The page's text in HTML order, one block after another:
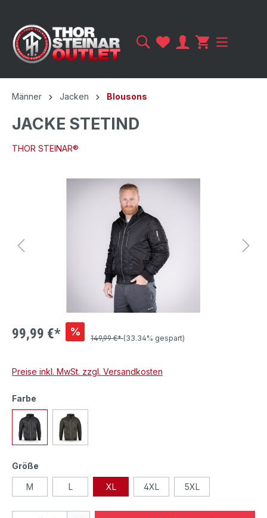
Männer Jacken Blousons
JACKE STETIND
THOR STEINAR®
99,99 €* %
149,99 €*(33.34% gespart)
Preise inkl. MwSt. zzgl. Versandkosten
Farbe
Größe
M L XL 4XL 5XL